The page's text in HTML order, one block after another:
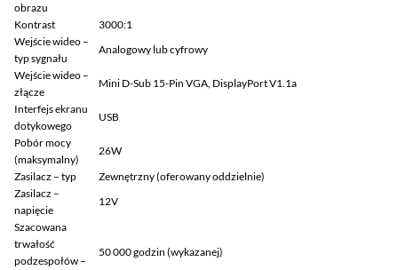
obrazu
Kontrast
3000:1
Wejście wideo –
typ sygnału
Analogowy lub cyfrowy
Wejście wideo –
złącze
Mini D-Sub 15-Pin VGA, DisplayPort V1.1a
Interfejs ekranu
dotykowego
USB
Pobór mocy
(maksymalny)
26W
Zasilacz – typ
Zewnętrzny (oferowany oddzielnie)
Zasilacz –
napięcie
12V
Szacowana
trwałość
podzespołów –
50 000 godzin (wykazanej)